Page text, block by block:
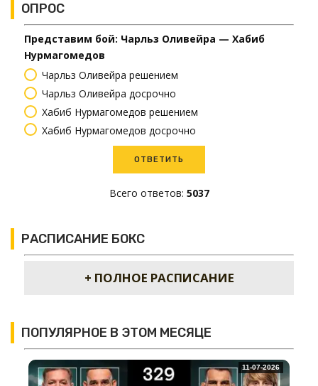
ОПРОС
Представим бой: Чарльз Оливейра — Хабиб
Нурмагомедов
Чарльз Оливейра решением
Чарльз Оливейра досрочно
Хабиб Нурмагомедов решением
Хабиб Нурмагомедов досрочно
Всего ответов: 5037
РАСПИСАНИЕ БОКС
+ ПОЛНОЕ РАСПИСАНИЕ
ПОПУЛЯРНОЕ В ЭТОМ МЕСЯЦЕ
11-07-2026